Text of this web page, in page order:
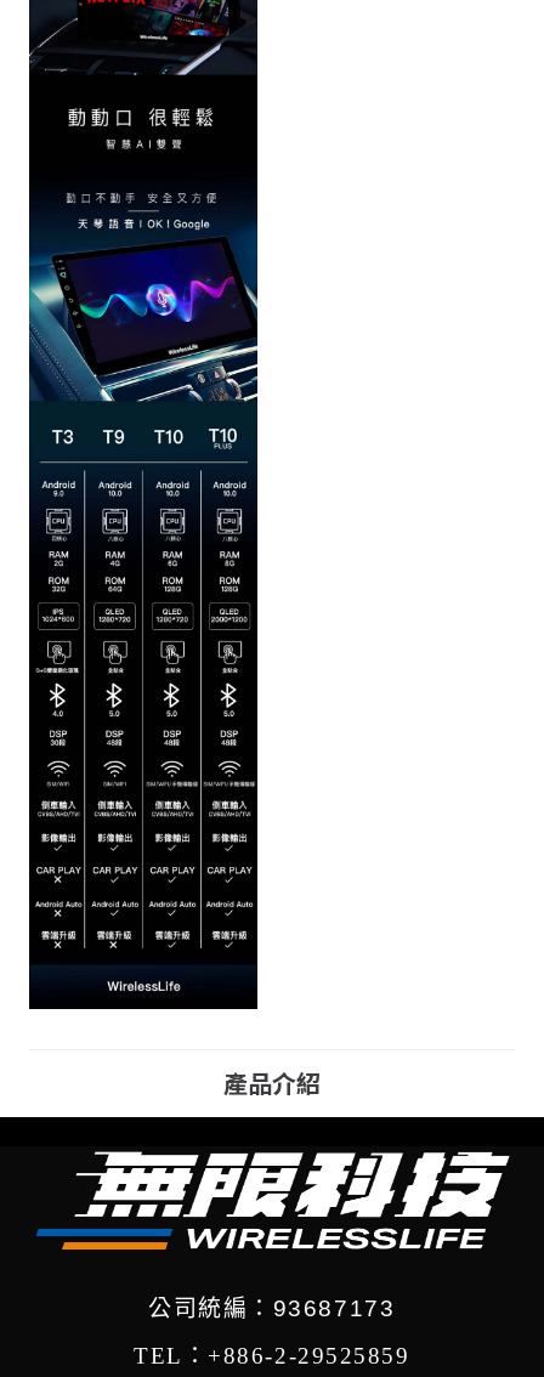
產品介紹
公司統編：93687173
TEL：+886-2-29525859